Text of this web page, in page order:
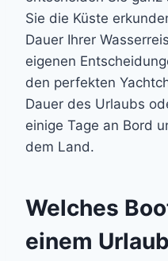
Sie die Küste
Dauer Ihrer
eigenen
den perfekten
Dauer des Urlaubs
einige Tage an Bord
dem Land.
Welches
einem